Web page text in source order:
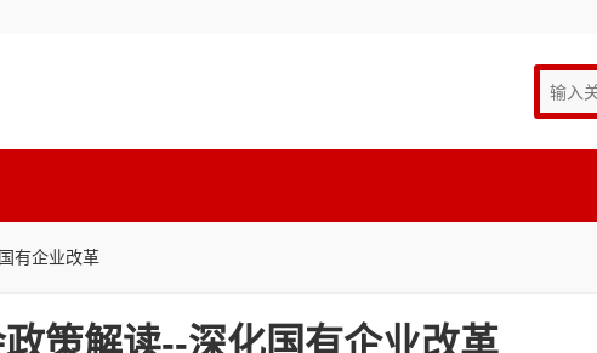
有企业改革
策解读--深化国有企业改革